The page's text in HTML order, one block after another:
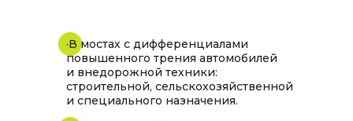
·В мостах с дифференциалами
повышенного трения автомобилей
и внедорожной техники:
строительной, сельскохозяйственной
и специального назначения.